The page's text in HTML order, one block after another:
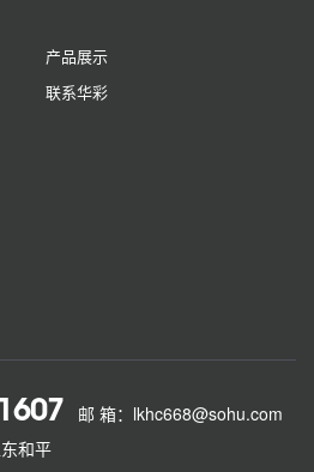
产品展示
联系华彩
邮 箱：lkhc668@sohu.com
和平